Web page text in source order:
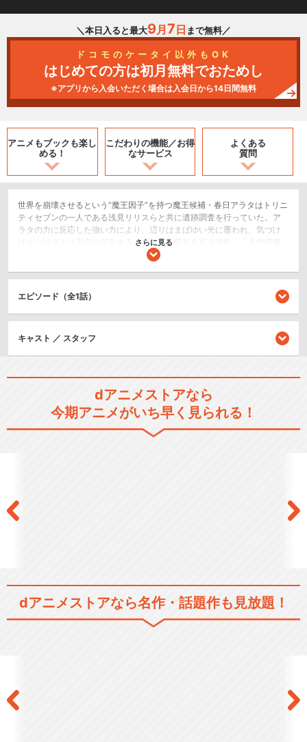
＼本日入ると最大9月 7 日 まで無料／
ドコモのケータイ以外もOK
はじめての方は初月無料でおためし
※アプリから入会いただく場合は入会日から14日間無料
アニメもブックも楽し
める！
こだわりの機能／お得
なサービス
よくある
質問
世界を崩壊させるという“魔王因子”を持つ魔王候補・春日アラタはトリニ
ティセブンの一人である浅見リリスらと共に遺跡調査を行っていた。ア
ラタの力に反応した強い力により、辺りはまばゆい光に覆われ、気づけ
ばそこは古より天空に存在する、全世界の英知を司る場所・「天空図書
館」だった。すると突如、紅い稲光とともに、顔がアラタにそっくりな
ぼすための魔王であり、街を一瞬で消し飛ばす強力な力の持ち主故、長
く「天空図書館」に封印されていた。アラタの魔王因子に反応してその
封印を解かれた彼は、魔王としての力を取り戻し、世界を、すべてを無
に還すことを目論んでいた。そのカギとなるのが、彼の娘・リリス――
ぎる力により囚われたリリス。アラタたちは、リリスを救い、最強魔王
を打ち倒すべく魔王兵器を探すことに……。しかし、それを使えば、人の
れとも支配されるか――。アラタの最大のピンチが訪れる――！
アクション/バトル
劇場版トリニティセブン -悠
久図書館と錬金術少…
さらに見る
エピソード（全1話）
キャスト ／ スタッフ
dアニメストアなら
今期アニメがいち早く見られる！
dアニメストアなら名作・話題作も見放題！